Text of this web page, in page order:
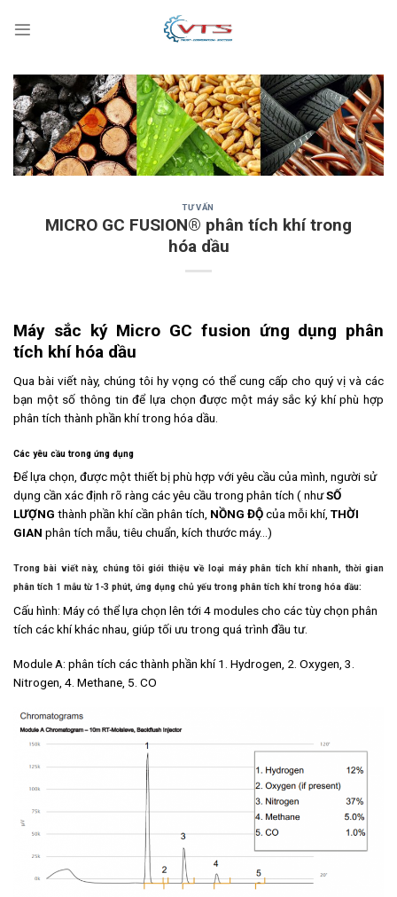
TƯ VẤN
MICRO GC FUSION® phân tích khí trong
hóa dầu
Máy sắc ký Micro GC fusion ứng dụng phân
tích khí hóa dầu
Qua bài viết này, chúng tôi hy vọng có thể cung cấp cho quý vị và các
bạn một số thông tin để lựa chọn được một máy sắc ký khí phù hợp
phân tích thành phần khí trong hóa dầu.
Các yêu cầu trong ứng dụng
Để lựa chọn, được một thiết bị phù hợp với yêu cầu của mình, người sử
dụng cần xác định rõ ràng các yêu cầu trong phân tích ( nhưSỐ
LƯỢNG thành phần khí cần phân tích, NỒNG ĐỘcủa mỗi khí, THỜI
GIAN phân tích mẫu, tiêu chuẩn, kích thước máy…)
Trong bài viết này, chúng tôi giới thiệu về loại máy phân tích khí nhanh, thời gian
phân tích 1 mẫu từ 1-3 phút, ứng dụng chủ yếu trong phân tích khí trong hóa dầu:
Cấu hình: Máy có thể lựa chọn lên tới 4 modules cho các tùy chọn phân
tích các khí khác nhau, giúp tối ưu trong quá trình đầu tư.
Module A: phân tích các thành phần khí 1. Hydrogen, 2. Oxygen, 3.
Nitrogen, 4. Methane, 5. CO